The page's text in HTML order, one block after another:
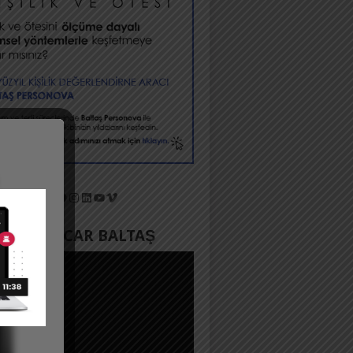
Facebook
Instagram
LinkedIn
YouTube
Vimeo
ACAR BALTAŞ